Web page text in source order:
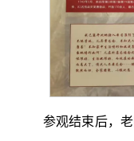
参观结束后，